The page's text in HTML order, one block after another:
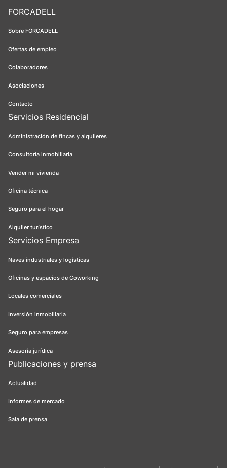
FORCADELL
Sobre FORCADELL
Ofertas de empleo
Colaboradores
Asociaciones
Contacto
Servicios Residencial
Administración de fincas y alquileres
Consultoría inmobiliaria
Vender mi vivienda
Oficina técnica
Seguro para el hogar
Alquiler turístico
Servicios Empresa
Naves industriales y logísticas
Oficinas y espacios de Coworking
Locales comerciales
Inversión inmobiliaria
Seguro para empresas
Asesoría jurídica
Publicaciones y prensa
Actualidad
Informes de mercado
Sala de prensa